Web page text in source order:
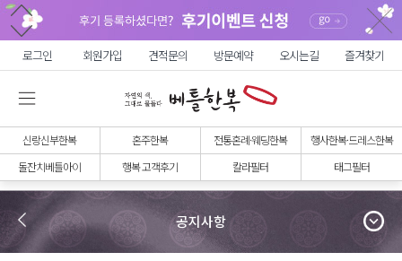
로그인 회원가입 견적문의 방문예약 오시는길 즐겨찾기
신랑신부한복 혼주한복 전통혼례·웨딩한복
행사한복·드레스한복
돌잔치베틀아이
행복 고객후기 칼라필터 태그필터
공지사항